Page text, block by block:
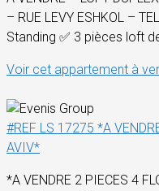
– RUE LEVY ESHKOL –
Standing ✅ 3 pièces loft
Voir cet appartement à
#REF LS 17275 *A
AVIV*
*A VENDRE 2 PIECES 4